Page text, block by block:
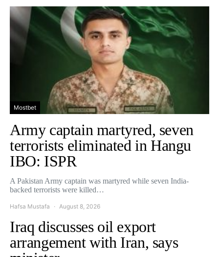
Mostbet
Army captain martyred, seven
terrorists eliminated in Hangu
IBO: ISPR
A Pakistan Army captain was martyred while seven India-
backed terrorists were killed…
Hafsa Mustafa August 8, 2026
Iraq discusses oil export
arrangement with Iran, says